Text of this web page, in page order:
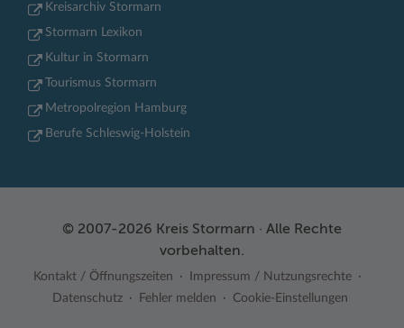
Kreisarchiv Stormarn
Stormarn Lexikon
Kultur in Stormarn
Tourismus Stormarn
Metropolregion Hamburg
Berufe Schleswig-Holstein
© 2007-2026 Kreis Stormarn · Alle Rechte
vorbehalten.
Kontakt / Öffnungszeiten
Impressum / Nutzungsrechte
Datenschutz
Fehler melden Cookie-Einstellungen